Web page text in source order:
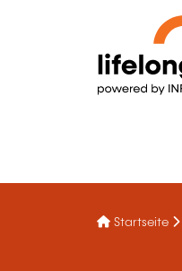
Startseite